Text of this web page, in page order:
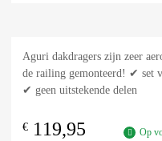
Aguri dakdragers zijn zeer
de railing gemonteerd! ✔ set
✔ geen uitstekende delen
€ 119,95 Op